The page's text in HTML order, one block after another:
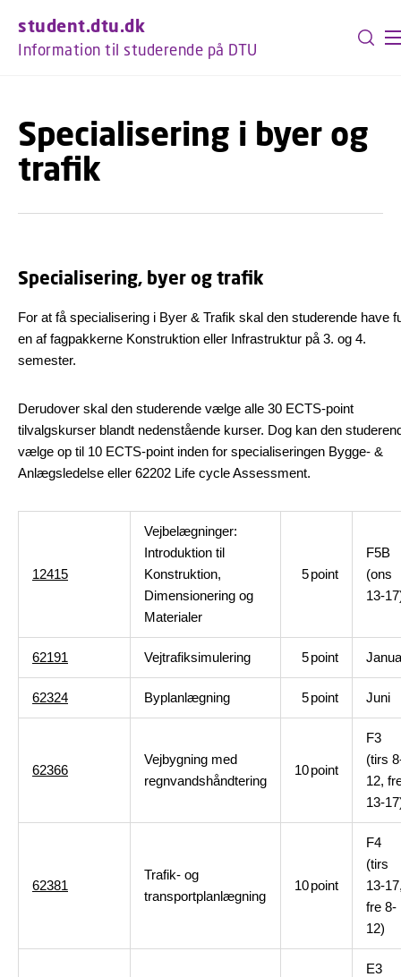
student.dtu.dk
Information til studerende på DTU
Specialisering i byer og
trafik
Specialisering, byer og trafik
For at få specialisering i Byer & Trafik skal den studerende have
en af fagpakkerne Konstruktion eller Infrastruktur på 3. og 4.
semester.
Derudover skal den studerende vælge alle 30 ECTS-point
tilvalgskurser blandt nedenstående kurser. Dog kan den
vælge op til 10 ECTS-point inden for specialiseringen Bygge- &
Anlægsledelse eller 62202 Life cycle Assessment.
12415
Vejbelægninger:
Introduktion til
Konstruktion,
Dimensionering og
Materialer
5point
F5B
(ons
13-
62191 Vejtrafiksimulering 5point
62324 Byplanlægning 5point Juni
62366
Vejbygning med
regnvandshåndtering
10point
F3
(tirs
12,
13-
62381
Trafik- og
transportplanlægning
10point
F4
(tirs
13-
fre 8-
12)
E3